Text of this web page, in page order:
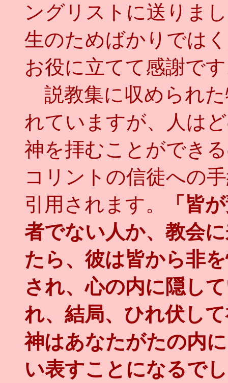
ングリストに送りま
生のためばかりでは
お役に立てて感謝で
説教集に収められ
れていますが、人は
神を拝むことができ
コリントの信徒への
引用されます。
「皆
者でない人か、教会
たら、彼は皆から非
され、心の内に隠し
れ、結局、ひれ伏し
神はあなたがたの内
い表すことになるで